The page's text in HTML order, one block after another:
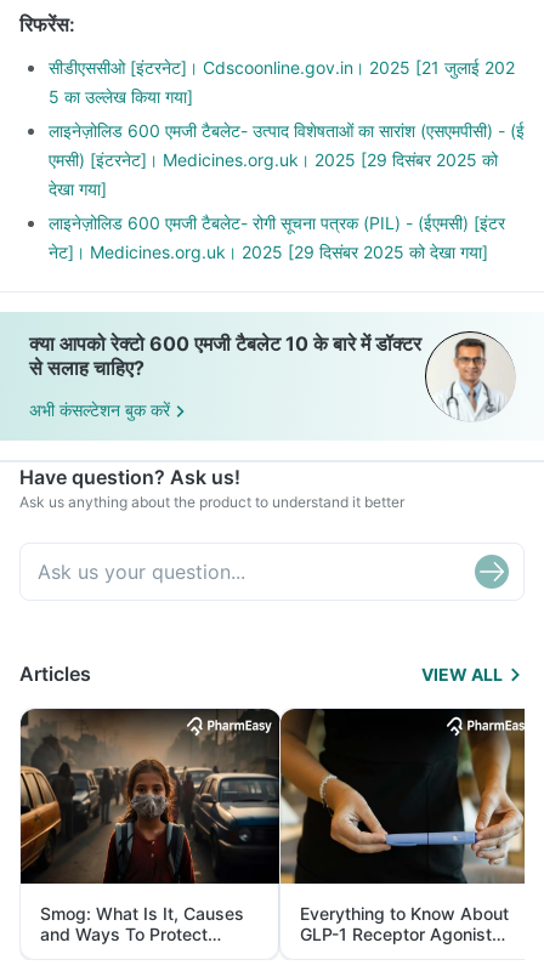
रिफरेंस:
सीडीएससीओ [इंटरनेट]। Cdscoonline.gov.in। 2025 [21 जुलाई 202
5 का उल्लेख किया गया]
लाइनेज़ोलिड 600 एमजी टैबलेट- उत्पाद विशेषताओं का सारांश (एसएमपीसी) - (ई
एमसी) [इंटरनेट]। Medicines.org.uk। 2025 [29 दिसंबर 2025 को
देखा गया]
लाइनेज़ोलिड 600 एमजी टैबलेट- रोगी सूचना पत्रक (PIL) - (ईएमसी) [इंटर
नेट]। Medicines.org.uk। 2025 [29 दिसंबर 2025 को देखा गया]
क्या आपको रेक्टो 600 एमजी टैबलेट 10 के बारे में डॉक्टर
से सलाह चाहिए?
अभी कंसल्टेशन बुक करें
Have question? Ask us!
Ask us anything about the product to understand it better
Articles VIEW ALL
Smog: What Is It, Causes
and Ways To Protect
Yourself From It
Everything to Know About
GLP-1 Receptor Agonist
and Its Role in Weight